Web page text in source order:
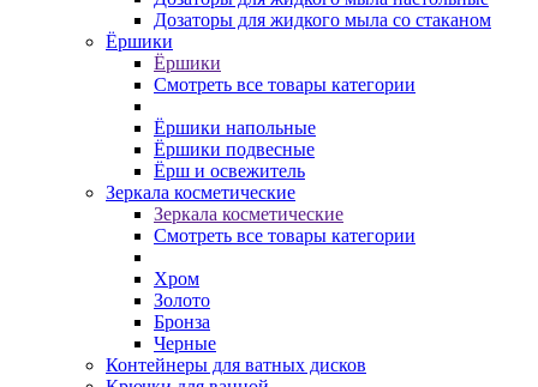
Дозаторы для жидкого мыла со стаканом
Ёршики
Ёршики
Смотреть все товары категории
Ёршики напольные
Ёршики подвесные
Ёрш и освежитель
Зеркала косметические
Зеркала косметические
Смотреть все товары категории
Хром
Золото
Бронза
Черные
Контейнеры для ватных дисков